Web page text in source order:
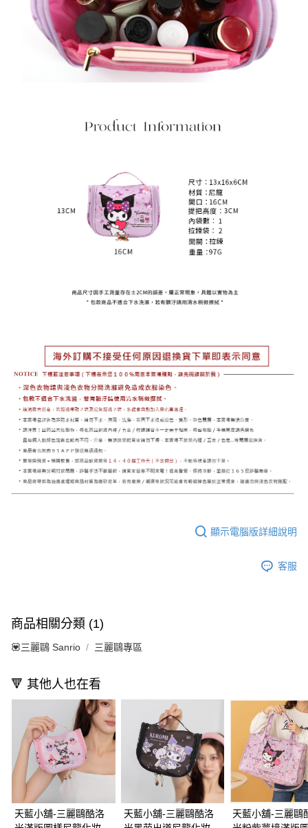
顯示電腦版詳細說明
客服
商品相關分類 (1)
💟三麗鷗 Sanrio 三麗鷗專區
🔻 其他人也在看
天藍小舖-三麗鷗酷洛
天藍小舖-三麗鷗酷洛
天藍小舖-三麗鷗